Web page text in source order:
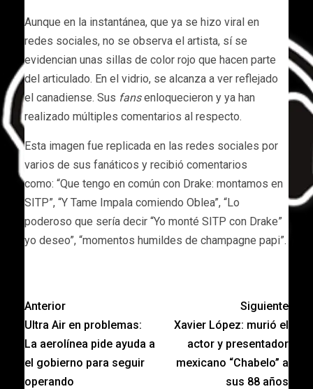
Aunque en la instantánea, que ya se hizo viral en
redes sociales, no se observa el artista, sí se
evidencian unas sillas de color rojo que hacen parte
del articulado. En el vidrio, se alcanza a ver reflejado
el canadiense. Sus fansenloquecieron y ya han
realizado múltiples comentarios al respecto.
Esta imagen fue replicada en las redes sociales por
varios de sus fanáticos y recibió comentarios
como: “Que tengo en común con Drake: montamos en
SITP”, “Y Tame Impala comiendo Oblea”, “Lo
poderoso que sería decir “Yo monté SITP con Drake”
yo deseo”, “momentos humildes de champagne papi”.
Anterior
Ultra Air en problemas:
La aerolínea pide ayuda a
el gobierno para seguir
operando
Siguiente
Xavier López: murió el
actor y presentador
mexicano “Chabelo” a
sus 88 años